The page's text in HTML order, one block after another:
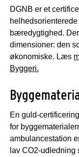
DGNB er et
bæredygtighed.
dimensioner: den
økonomiske. Læs
Byggeri.
En guld-
for
ambulancestation
lav CO2-udledning